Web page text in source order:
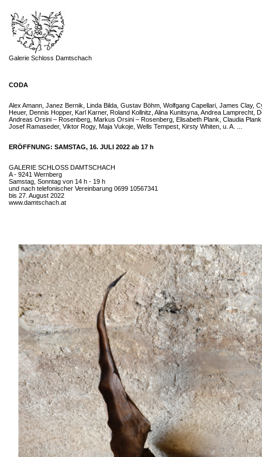
Galerie Schloss Damtschach
CODA
Alex Amann, Janez Bernik, Linda Bilda, Gustav Böhm, Wolfgang Capellari, James Clay,
Heuer, Dennis Hopper, Karl Karner, Roland Kollnitz, Alina Kunitsyna, Andrea
Andreas Orsini – Rosenberg, Markus Orsini – Rosenberg, Elisabeth Plank, Claudia
Josef Ramaseder, Viktor Rogy, Maja Vukoje, Wells Tempest, Kirsty Whiten, u. A. ...
ERÖFFNUNG: SAMSTAG, 16. JULI 2022 ab 17 h
GALERIE SCHLOSS DAMTSCHACH
A - 9241 Wernberg
Samstag, Sonntag von 14 h - 19 h
und nach telefonischer Vereinbarung 0699 10567341
bis 27. August 2022
www.damtschach.at